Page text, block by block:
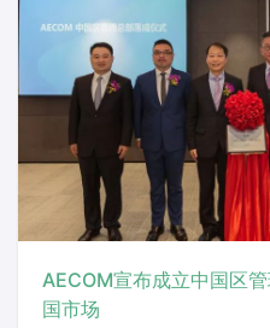
AECOM宣布成立中国区
国市场